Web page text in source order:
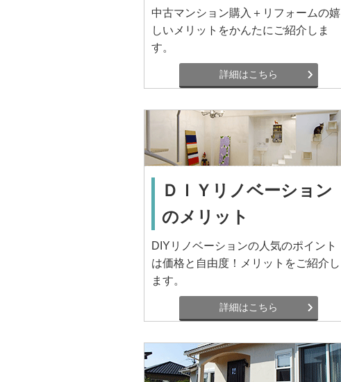
中古マンション購入＋リフォームの嬉
しいメリットをかんたにご紹介しま
す。
詳細はこちら
ＤＩＹリノベーション
のメリット
DIYリノベーションの人気のポイント
は価格と自由度！メリットをご紹介し
ます。
詳細はこちら